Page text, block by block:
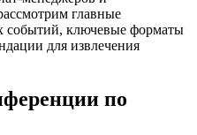
главные
событий, ключевые форматы
для извлечения
по